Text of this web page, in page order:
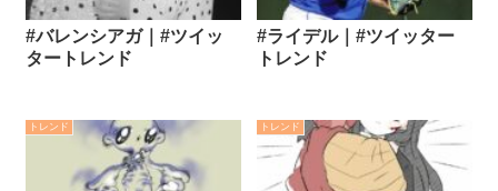
#バレンシアガ｜#ツイッ
タートレンド
#ライデル｜#ツイッター
トレンド
トレンド トレンド